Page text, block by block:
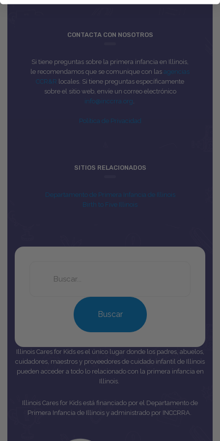
CONTACTA CON NOSOTROS
Si tiene preguntas sobre la primera infancia en Illinois,
le recomendamos que se comunique con las agencias
CCR&R locales. Si tiene preguntas específicamente
sobre el sitio web, envíe un correo electrónico
info@inccrra.org
Política de Privacidad
SITIOS RELACIONADOS
Departamento de Primera Infancia de Illinois
Birth to Five Illinois
Buscar
Illinois Cares for Kids es el único lugar donde los padres, abuelos,
cuidadores, maestros y proveedores de cuidado infantil de Illinois
pueden acceder a todo lo relacionado con la primera infancia en
Illinois.
Illinois Cares for Kids está financiado por el Departamento de
Primera Infancia de Illinois y administrado por INCCRRA.